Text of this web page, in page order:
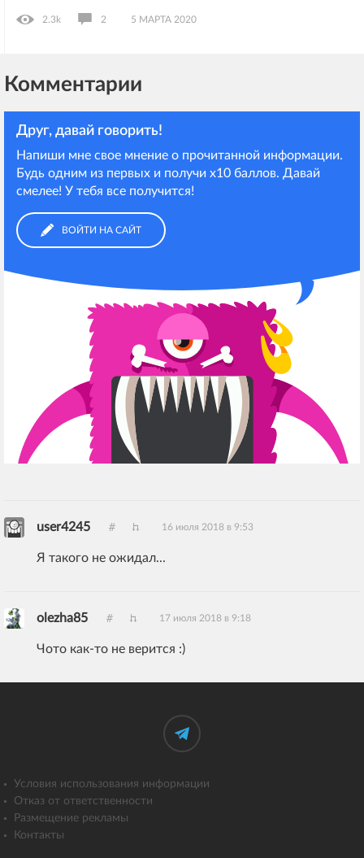
2.3k 2 5 МАРТА 2020
Комментарии
Друг, давай говорить!
Напиши мне свое мнение о прочитанной информации.
Будь одним из первых и получи х10 баллов. Давай
смелее! У тебя все получится!
ВОЙТИ НА САЙТ
user4245 16 июля 2018 в 9:53
Я такого не ожидал...
olezha85 17 июля 2018 в 9:18
Чото как-то не верится :)
Условия использования информации
Отказ от ответственности
Размещение рекламы
Контакты